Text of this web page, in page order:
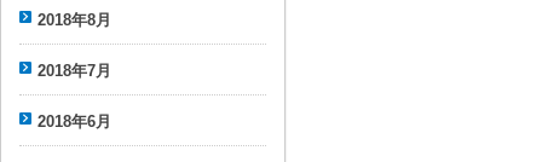
2018年8月
2018年7月
2018年6月